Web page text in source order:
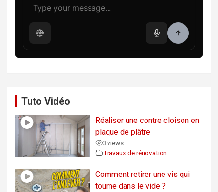
Tuto Vidéo
Réaliser une contre cloison en
plaque de plâtre
3views
Travaux de rénovation
Comment retirer une vis qui
tourne dans le vide ?